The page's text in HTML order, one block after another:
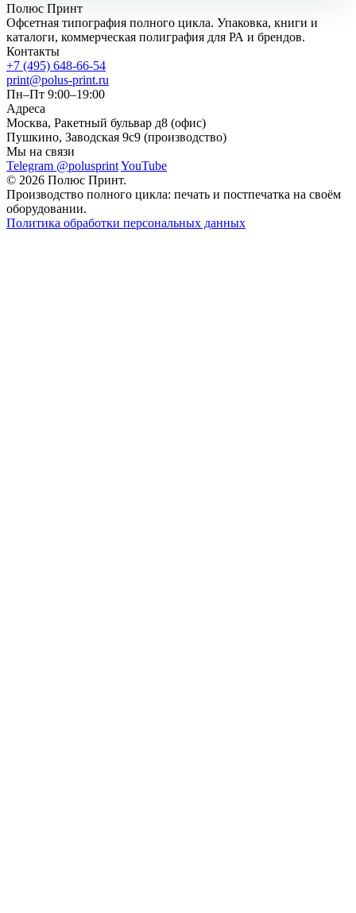
Полюс Принт
Офсетная типография полного цикла. Упаковка, книги и
каталоги, коммерческая полиграфия для РА и брендов.
Контакты
+7 (495) 648-66-54
print@polus-print.ru
Пн–Пт 9:00–19:00
Адреса
Москва, Ракетный бульвар д8 (офис)
Пушкино, Заводская 9с9 (производство)
Мы на связи
Telegram @polusprintYouTube
© 2026 Полюс Принт.
Производство полного цикла: печать и постпечатка на своём
оборудовании.
Политика обработки персональных данных